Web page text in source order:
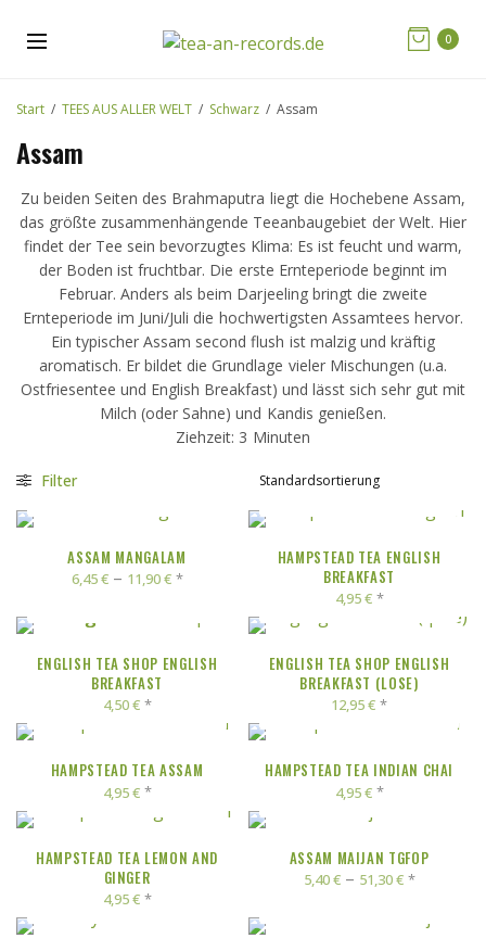
0
Start / TEES AUS ALLER WELT / Schwarz / Assam
Assam
Zu beiden Seiten des Brahmaputra liegt die Hochebene Assam,
das größte zusammenhängende Teeanbaugebiet der Welt. Hier
findet der Tee sein bevorzugtes Klima: Es ist feucht und warm,
der Boden ist fruchtbar. Die erste Ernteperiode beginnt im
Februar. Anders als beim Darjeeling bringt die zweite
Ernteperiode im Juni/Juli die hochwertigsten Assamtees hervor.
Ein typischer Assam second flush ist malzig und kräftig
aromatisch. Er bildet die Grundlage vieler Mischungen (u.a.
Ostfriesentee und English Breakfast) und lässt sich sehr gut mit
Milch (oder Sahne) und Kandis genießen.
Ziehzeit: 3 Minuten
Filter
ASSAM MANGALAM
6,45€– 11,90€ *
HAMPSTEAD TEA ENGLISH
BREAKFAST
4,95€ *
ENGLISH TEA SHOP ENGLISH
BREAKFAST
4,50€ *
IN DEN WARENKORB
ENGLISH TEA SHOP ENGLISH
BREAKFAST (LOSE)
12,95€ *
IN DEN WARENKORB
HAMPSTEAD TEA ASSAM
4,95€ *
IN DEN WARENKORB
HAMPSTEAD TEA INDIAN CHAI
4,95€ *
IN DEN WARENKORB
HAMPSTEAD TEA LEMON AND
GINGER
4,95€ *
AUSFÜHRUNG WÄHLEN
ASSAM MAIJAN TGFOP
5,40€– 51,30€ *
AUSFÜHRUNG WÄHLEN